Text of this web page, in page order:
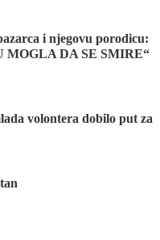
i njegovu porodicu:
MOGLA DA SE SMIRE“
volontera dobilo put za